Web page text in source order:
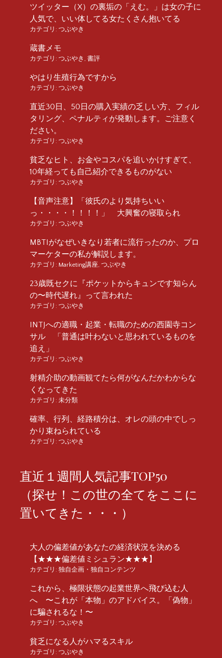
ツイッター（X）の裏垢の「えむ。」は女の子に
人気で、いい体してる女たくさん抱いてる
カテゴリ: つぶやき
蔵書メモ
カテゴリ: つぶやき 書評
やはり生殖行為ですから
カテゴリ: つぶやき
直近30日、50日の購入実績の乏しい方、フィル
タリング、ペナルティが発動します。ご注意く
ださい。
カテゴリ: つぶやき
貧乏なヒト、お金やコスパを追いかけすぎて、
10年経っても自己紹介できるものがない
カテゴリ: つぶやき
【音声注意】「彼氏のより気持ちいい
っ・・・・！！！！」 大興奮の寝取られ
カテゴリ: つぶやき
MBTIがなぜいきなり若者に流行ったのか、プロ
マーケターの私が解説します。
カテゴリ: Marketing講座 つぶやき
23歳既セクに『ポケットからキュンです知らん
の〜時代遅れ』って言われた
カテゴリ: つぶやき
INTJへの適職・起業・転職のための西園寺コン
サル 「普通は叶わないと思われているものを
追え」
カテゴリ: つぶやき
射精介助の動画観てたら何がなんだかわからな
くなってきた
カテゴリ: 未分類
確率、行列、経路積分は、オレの頭の中でしっ
かり束ねられている
カテゴリ: つぶやき
直近１週間人気記事TOP50
（探せ！この世の全てをここに
置いてきた・・・）
大人の偏差値があなたの経済状況を決める
【★★★偏差値ミシュラン★★★】
カテゴリ: 独自企画・独自コンテンツ
これから、極限状態の起業世界へ飛び込む人
へ 〜これが「本物」のアドバイス。「偽物」
に騙されるな！〜
カテゴリ: つぶやき
貧乏になる人がハマるスキル
カテゴリ: つぶやき